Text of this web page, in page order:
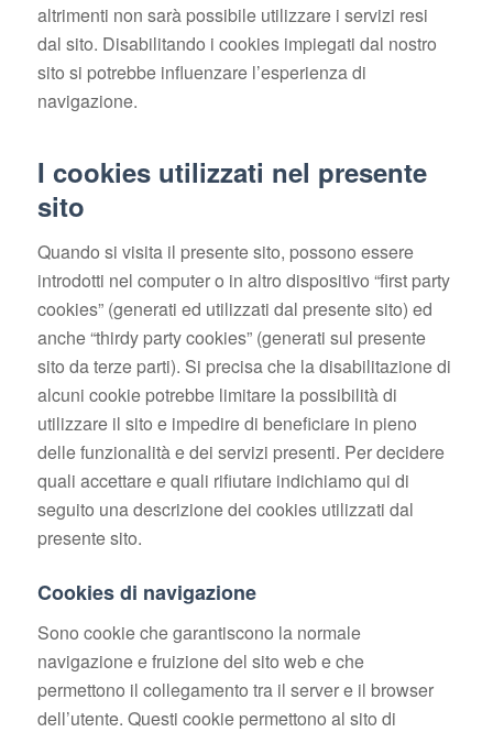
altrimenti non sarà possibile utilizzare i servizi resi
dal sito. Disabilitando i cookies impiegati dal nostro
sito si potrebbe influenzare l’esperienza di
navigazione.
I cookies utilizzati nel presente
sito
Quando si visita il presente sito, possono essere
introdotti nel computer o in altro dispositivo “first party
cookies” (generati ed utilizzati dal presente sito) ed
anche “thirdy party cookies” (generati sul presente
sito da terze parti). Si precisa che la disabilitazione di
alcuni cookie potrebbe limitare la possibilità di
utilizzare il sito e impedire di beneficiare in pieno
delle funzionalità e dei servizi presenti. Per decidere
quali accettare e quali rifiutare indichiamo qui di
seguito una descrizione dei cookies utilizzati dal
presente sito.
Cookies di navigazione
Sono cookie che garantiscono la normale
navigazione e fruizione del sito web e che
permettono il collegamento tra il server e il browser
dell’utente. Questi cookie permettono al sito di